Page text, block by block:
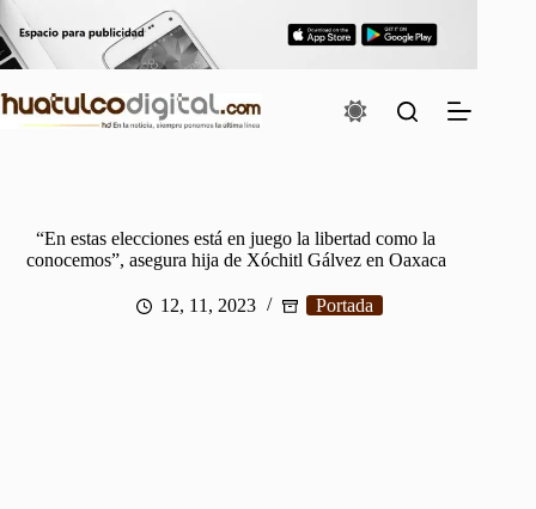
al
contenido
“En estas elecciones está en juego la libertad como la
conocemos”, asegura hija de Xóchitl Gálvez en Oaxaca
12, 11, 2023 Portada